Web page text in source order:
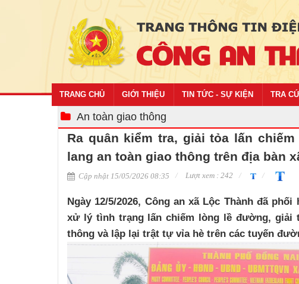
TRANG CHỦ GIỚI THIỆU TIN TỨC - SỰ KIỆN TRA
An toàn giao thông
Ra quân kiểm tra, giải tỏa lấn
lang an toàn giao thông trên địa bàn
Cập nhật 15/05/2026 08:35 Lượt xem : 242
Ngày 12/5/2026, Công an xã Lộc Thành đã
xử lý tình trạng lấn chiếm lòng lề đường, giải
thông và lập lại trật tự vỉa hè trên các tuyến